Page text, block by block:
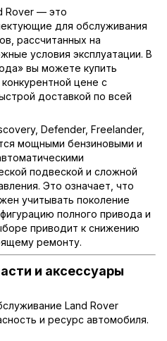
Rover — это
для обслуживания
рассчитанных на
условия эксплуатации. В
вы можете купить
цене с
доставкой по всей
Defender, Freelander,
мощными бензиновыми и
подвеской и сложной
Это означает, что
учитывать поколение
полного привода и
приводит к снижению
ремонту.
и аксессуары
Land Rover
и ресурс автомобиля.